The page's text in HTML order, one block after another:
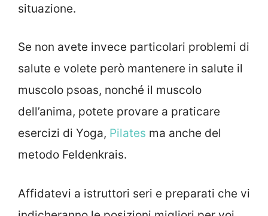
situazione.
Se non avete invece particolari problemi di
salute e volete però mantenere in salute il
muscolo psoas, nonché il muscolo
dell’anima, potete provare a praticare
esercizi di Yoga, Pilates ma anche del
metodo Feldenkrais.
Affidatevi a istruttori seri e preparati che vi